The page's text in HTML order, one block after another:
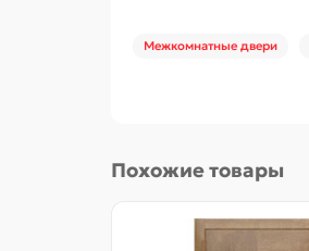
Межкомнатные двери
Похожие товары